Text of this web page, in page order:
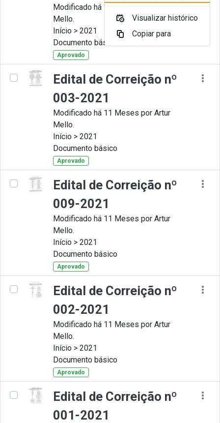
Modificado há 11 Meses por Artur
Mello.
Início > 2021
Documento básico
Aprovado
Edital de Correição nº
003-2021
Modificado há 11 Meses por Artur
Mello.
Início > 2021
Documento básico
Aprovado
Edital de Correição nº
009-2021
Modificado há 11 Meses por Artur
Mello.
Início > 2021
Documento básico
Aprovado
Edital de Correição nº
002-2021
Modificado há 11 Meses por Artur
Mello.
Início > 2021
Documento básico
Aprovado
Edital de Correição nº
001-2021
Visualizar histórico
Copiar para